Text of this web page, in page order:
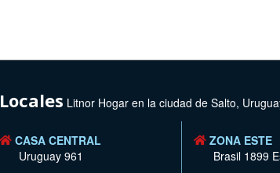
Locales Litnor Hogar en la ciudad de Salto,
CASA CENTRAL
Uruguay 961
ZONA ESTE
Brasil 1899